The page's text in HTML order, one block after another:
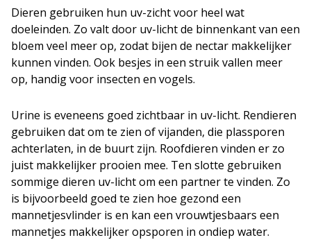
Dieren gebruiken hun uv-zicht voor heel wat
doeleinden. Zo valt door uv-licht de binnenkant van een
bloem veel meer op, zodat bijen de nectar makkelijker
kunnen vinden. Ook besjes in een struik vallen meer
op, handig voor insecten en vogels.
Urine is eveneens goed zichtbaar in uv-licht. Rendieren
gebruiken dat om te zien of vijanden, die plassporen
achterlaten, in de buurt zijn. Roofdieren vinden er zo
juist makkelijker prooien mee. Ten slotte gebruiken
sommige dieren uv-licht om een partner te vinden. Zo
is bijvoorbeeld goed te zien hoe gezond een
mannetjesvlinder is en kan een vrouwtjesbaars een
mannetjes makkelijker opsporen in ondiep water.